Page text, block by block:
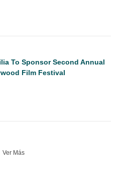
To Sponsor Second Annual
Film Festival
Ver Más